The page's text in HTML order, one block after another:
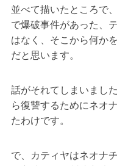
並べて描いたところで
で爆破事件があった、
はなく、そこから何か
だと思います。
話がそれてしまいまし
ら復讐するためにネオ
たわけです。
で、カティヤはネオナ